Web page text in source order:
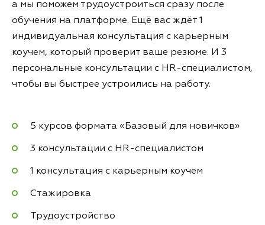
а мы поможем трудоустроиться сразу после
обучения на платформе. Ещё вас ждёт 1
индивидуальная консультация с карьерным
коучем, который проверит ваше резюме. И 3
персональные консультации с HR-специалистом,
чтобы вы быстрее устроились на работу.
5 курсов формата «Базовый для новичков»
3 консультации с HR-специалистом
1 консультация с карьерным коучем
Стажировка
Трудоустройство